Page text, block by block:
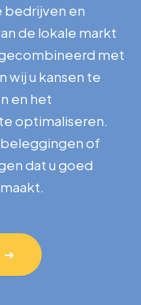
bedrijven en
de lokale markt
met
wij u kansen te
en het
optimaliseren.
of
dat u goed